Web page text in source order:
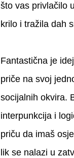
što vas privlačilo
krilo i tražila dah
Fantastična je
priče na svoj
socijalnih okvira.
interpunkcija i
priču da imaš
lik se nalazi u